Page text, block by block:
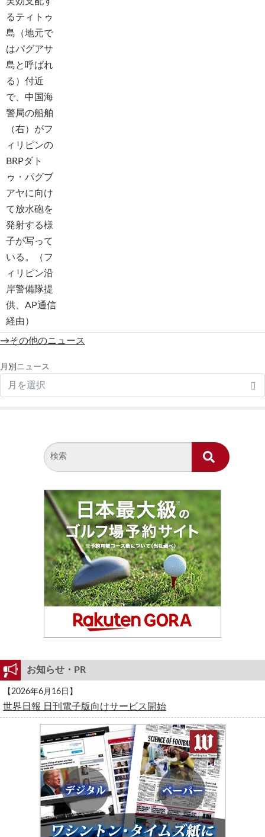
→その他のニュース
月別ニュース
お知らせ・PR
【2026年6月16日】
世界日報 日刊電子版向けサービス開始